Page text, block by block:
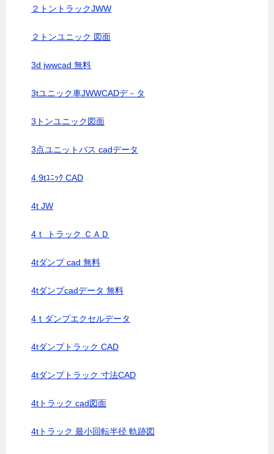
２トントラックJWW
２トンユニック 図面
3d jwwcad 無料
3tユニック車JWWCADデ－タ
3トンユニック図面
3点ユニットバス cadデータ
4.9tﾕﾆｯｸ CAD
4t JW
4ｔ トラック ＣＡＤ
4tダンプ cad 無料
4tダンプcadデータ 無料
4ｔダンプエクセルデータ
4tダンプトラック CAD
4tダンプトラック 寸法CAD
4tトラック cad図面
4tトラック 最小回転半径 軌跡図